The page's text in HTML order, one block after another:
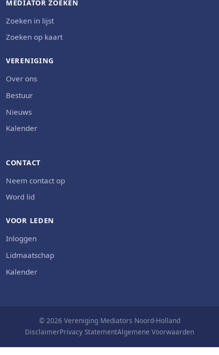
MEDIATOR ZOEKEN
Zoeken in lijst
Zoeken op kaart
VERENIGING
Over ons
Bestuur
Nieuws
Kalender
CONTACT
Neem contact op
Word lid
VOOR LEDEN
Inloggen
Lidmaatschap
Kalender
© 2026 Vereniging Mediators Noord-Holland
DisclaimerPrivacy StatementAlgemene Voorwaarden